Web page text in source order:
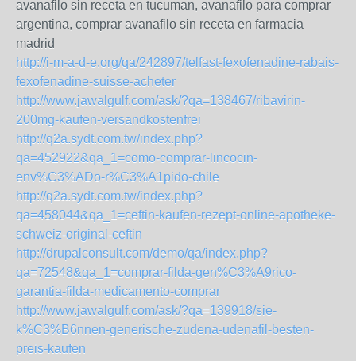
avanafilo sin receta en tucuman, avanafilo para comprar
argentina, comprar avanafilo sin receta en farmacia
madrid
http://i-m-a-d-e.org/qa/242897/telfast-fexofenadine-rabais-
fexofenadine-suisse-acheter
http://www.jawalgulf.com/ask/?qa=138467/ribavirin-
200mg-kaufen-versandkostenfrei
http://q2a.sydt.com.tw/index.php?
qa=452922&qa_1=como-comprar-lincocin-
env%C3%ADo-r%C3%A1pido-chile
http://q2a.sydt.com.tw/index.php?
qa=458044&qa_1=ceftin-kaufen-rezept-online-apotheke-
schweiz-original-ceftin
http://drupalconsult.com/demo/qa/index.php?
qa=72548&qa_1=comprar-filda-gen%C3%A9rico-
garantia-filda-medicamento-comprar
http://www.jawalgulf.com/ask/?qa=139918/sie-
k%C3%B6nnen-generische-zudena-udenafil-besten-
preis-kaufen